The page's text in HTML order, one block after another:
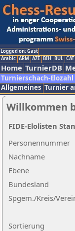
Logged on: Gast
Arabic ARM AZE BIH BUL CAT
Home TurnierDB
Turnierschach-Elozahl
Allgemeines Turnier
Willkommen
Nachname
Ebene
Sortierung
Personennummer
Bundesland
Spgem./Kreis/
FIDE-Elolisten